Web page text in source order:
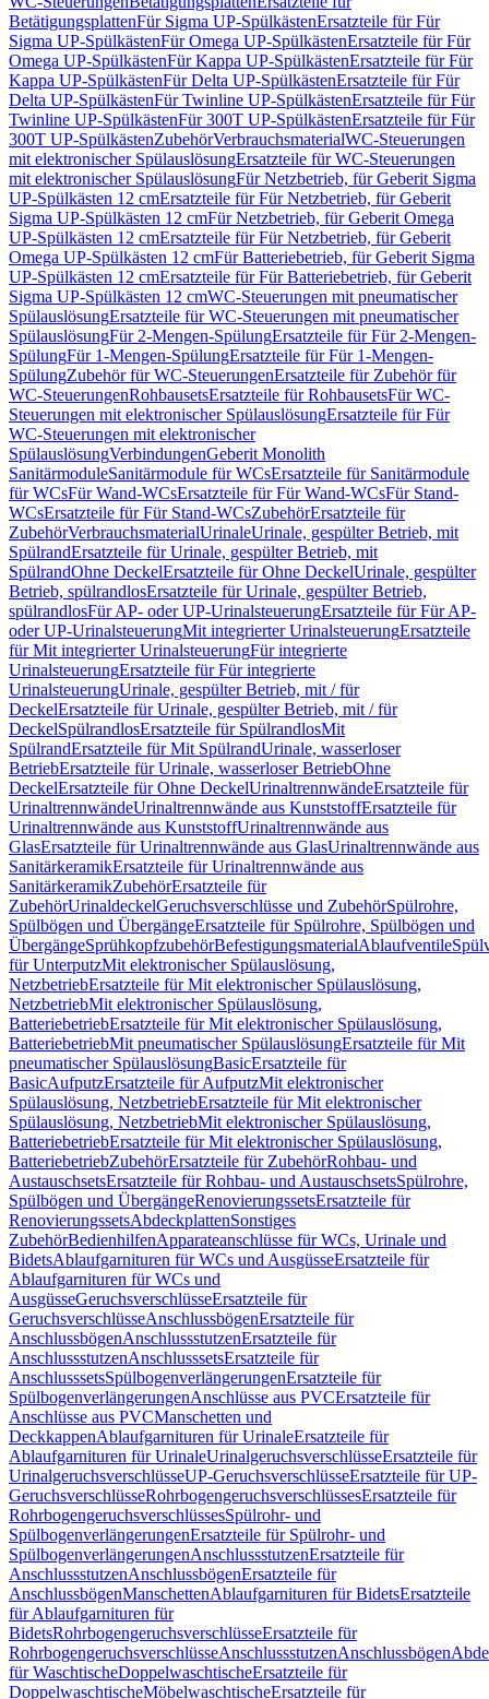
BetätigungsplattenFür Sigma UP-SpülkästenErsatzteile für Für
Sigma UP-SpülkästenFür Omega UP-SpülkästenErsatzteile für Für
Omega UP-SpülkästenFür Kappa UP-SpülkästenErsatzteile für Für
Kappa UP-SpülkästenFür Delta UP-SpülkästenErsatzteile für Für
Delta UP-SpülkästenFür Twinline UP-SpülkästenErsatzteile für Für
Twinline UP-SpülkästenFür 300T UP-SpülkästenErsatzteile für Für
300T UP-SpülkästenZubehörVerbrauchsmaterialWC-Steuerungen
mit elektronischer SpülauslösungErsatzteile für WC-Steuerungen
mit elektronischer SpülauslösungFür Netzbetrieb, für Geberit Sigma
UP-Spülkästen 12 cmErsatzteile für Für Netzbetrieb, für Geberit
Sigma UP-Spülkästen 12 cmFür Netzbetrieb, für Geberit Omega
UP-Spülkästen 12 cmErsatzteile für Für Netzbetrieb, für Geberit
Omega UP-Spülkästen 12 cmFür Batteriebetrieb, für Geberit Sigma
UP-Spülkästen 12 cmErsatzteile für Für Batteriebetrieb, für Geberit
Sigma UP-Spülkästen 12 cmWC-Steuerungen mit pneumatischer
SpülauslösungErsatzteile für WC-Steuerungen mit pneumatischer
SpülauslösungFür 2-Mengen-SpülungErsatzteile für Für 2-Mengen-
SpülungFür 1-Mengen-SpülungErsatzteile für Für 1-Mengen-
SpülungZubehör für WC-SteuerungenErsatzteile für Zubehör für
WC-SteuerungenRohbausetsErsatzteile für RohbausetsFür WC-
Steuerungen mit elektronischer SpülauslösungErsatzteile für Für
WC-Steuerungen mit elektronischer
SpülauslösungVerbindungenGeberit Monolith
SanitärmoduleSanitärmodule für WCsErsatzteile für Sanitärmodule
für WCsFür Wand-WCsErsatzteile für Für Wand-WCsFür Stand-
WCsErsatzteile für Für Stand-WCsZubehörErsatzteile für
ZubehörVerbrauchsmaterialUrinaleUrinale, gespülter Betrieb, mit
SpülrandErsatzteile für Urinale, gespülter Betrieb, mit
SpülrandOhne DeckelErsatzteile für Ohne DeckelUrinale, gespülter
Betrieb, spülrandlosErsatzteile für Urinale, gespülter Betrieb,
spülrandlosFür AP- oder UP-UrinalsteuerungErsatzteile für Für AP-
oder UP-UrinalsteuerungMit integrierter UrinalsteuerungErsatzteile
für Mit integrierter UrinalsteuerungFür integrierte
UrinalsteuerungErsatzteile für Für integrierte
UrinalsteuerungUrinale, gespülter Betrieb, mit / für
DeckelErsatzteile für Urinale, gespülter Betrieb, mit / für
DeckelSpülrandlosErsatzteile für SpülrandlosMit
SpülrandErsatzteile für Mit SpülrandUrinale, wasserloser
BetriebErsatzteile für Urinale, wasserloser BetriebOhne
DeckelErsatzteile für Ohne DeckelUrinaltrennwändeErsatzteile für
UrinaltrennwändeUrinaltrennwände aus KunststoffErsatzteile für
Urinaltrennwände aus KunststoffUrinaltrennwände aus
GlasErsatzteile für Urinaltrennwände aus GlasUrinaltrennwände aus
SanitärkeramikErsatzteile für Urinaltrennwände aus
SanitärkeramikZubehörErsatzteile für
ZubehörUrinaldeckelGeruchsverschlüsse und ZubehörSpülrohre,
Spülbögen und ÜbergängeErsatzteile für Spülrohre, Spülbögen und
ÜbergängeSprühkopfzubehörBefestigungsmaterialAblaufventile
für UnterputzMit elektronischer Spülauslösung,
NetzbetriebErsatzteile für Mit elektronischer Spülauslösung,
NetzbetriebMit elektronischer Spülauslösung,
BatteriebetriebErsatzteile für Mit elektronischer Spülauslösung,
BatteriebetriebMit pneumatischer SpülauslösungErsatzteile für Mit
pneumatischer SpülauslösungBasicErsatzteile für
BasicAufputzErsatzteile für AufputzMit elektronischer
Spülauslösung, NetzbetriebErsatzteile für Mit elektronischer
Spülauslösung, NetzbetriebMit elektronischer Spülauslösung,
BatteriebetriebErsatzteile für Mit elektronischer Spülauslösung,
BatteriebetriebZubehörErsatzteile für ZubehörRohbau- und
AustauschsetsErsatzteile für Rohbau- und AustauschsetsSpülrohre,
Spülbögen und ÜbergängeRenovierungssetsErsatzteile für
RenovierungssetsAbdeckplattenSonstiges
ZubehörBedienhilfenApparateanschlüsse für WCs, Urinale und
BidetsAblaufgarnituren für WCs und AusgüsseErsatzteile für
Ablaufgarnituren für WCs und
AusgüsseGeruchsverschlüsseErsatzteile für
GeruchsverschlüsseAnschlussbögenErsatzteile für
AnschlussbögenAnschlussstutzenErsatzteile für
AnschlussstutzenAnschlusssetsErsatzteile für
AnschlusssetsSpülbogenverlängerungenErsatzteile für
SpülbogenverlängerungenAnschlüsse aus PVCErsatzteile für
Anschlüsse aus PVCManschetten und
DeckkappenAblaufgarnituren für UrinaleErsatzteile für
Ablaufgarnituren für UrinaleUrinalgeruchsverschlüsseErsatzteile für
UrinalgeruchsverschlüsseUP-GeruchsverschlüsseErsatzteile für UP-
GeruchsverschlüsseRohrbogengeruchsverschlüssesErsatzteile für
RohrbogengeruchsverschlüssesSpülrohr- und
SpülbogenverlängerungenErsatzteile für Spülrohr- und
SpülbogenverlängerungenAnschlussstutzenErsatzteile für
AnschlussstutzenAnschlussbögenErsatzteile für
AnschlussbögenManschettenAblaufgarnituren für BidetsErsatzteile
für Ablaufgarnituren für
BidetsRohrbogengeruchsverschlüsseErsatzteile für
RohrbogengeruchsverschlüsseAnschlussstutzenAnschlussbögen
für WaschtischeDoppelwaschtischeErsatzteile für
DoppelwaschtischeMöbelwaschtischeErsatzteile für